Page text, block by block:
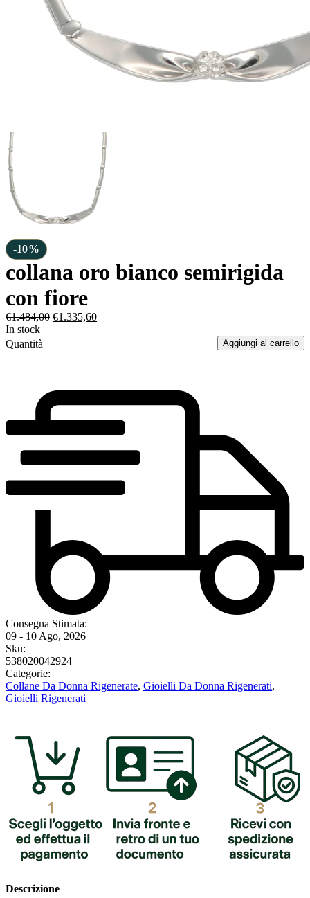
-10%
collana oro bianco semirigida
con fiore
€1.484,00 €1.335,60
In stock
Quantità
Aggiungi al carrello
Consegna Stimata:
09 - 10 Ago, 2026
Sku:
538020042924
Categorie:
Collane Da Donna Rigenerate, Gioielli Da Donna Rigenerati,
Gioielli Rigenerati
Descrizione